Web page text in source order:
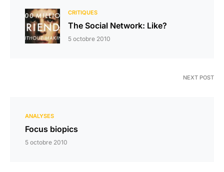
CRITIQUES
The Social Network: Like?
5 octobre 2010
NEXT POST
ANALYSES
Focus biopics
5 octobre 2010